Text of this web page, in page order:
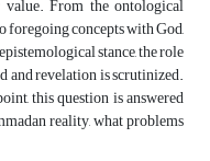
From the ontological
foregoing concepts with God,
stance, the role
revelation is scrutinized.
this question is answered
reality, what problems